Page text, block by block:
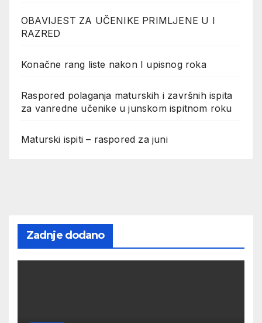
OBAVIJEST ZA UČENIKE PRIMLJENE U I
RAZRED
Konačne rang liste nakon I upisnog roka
Raspored polaganja maturskih i završnih ispita
za vanredne učenike u junskom ispitnom roku
Maturski ispiti – raspored za juni
Zadnje dodano